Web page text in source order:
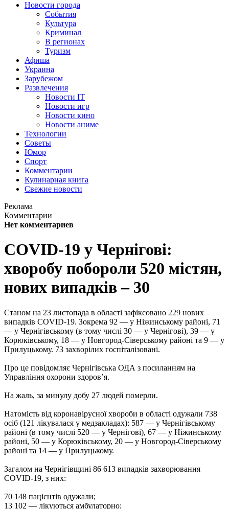
Новости города
События
Культура
Криминал
В регионах
Туризм
Афиша
Украина
Зарубежом
Развлечения
Новости IT
Новости игр
Новости кино
Новости аниме
Технологии
Советы
Юмор
Спорт
Комментарии
Кулинарная книга
Свежие новости
Реклама
Комментарии
Нет комментариев
COVID-19 у Чернігові:
хворобу побороли 520 містян,
нових випадків – 30
Станом на 23 листопада в області зафіксовано 229 нових
випадків COVID-19. Зокрема 92 — у Ніжинському районі, 71
— у Чернігівському (в тому числі 30 — у Чернігові), 39 — у
Корюківському, 18 — у Новгород-Сіверському районі та 9 — у
Прилуцькому. 73 захворілих госпіталізовані.
Про це повідомляє Чернігівська ОДА з посиланням на
Управління охорони здоров’я.
На жаль, за минулу добу 27 людей померли.
Натомість від коронавірусної хвороби в області одужали 738
осіб (121 лікувалася у медзакладах): 587 — у Чернігівському
районі (в тому числі 520 — у Чернігові), 67 — у Ніжинському
районі, 50 — у Корюківському, 20 — у Новгород-Сіверському
районі та 14 — у Прилуцькому.
Загалом на Чернігівщині 86 613 випадків захворювання
COVID-19, з них:
70 148 пацієнтів одужали;
13 102 — лікуються амбулаторно;